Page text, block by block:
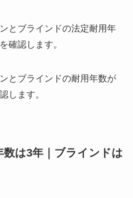
とブラインドの法定耐用年
確認します。
とブラインドの耐用年数が
します。
数は3年｜ブラインドは